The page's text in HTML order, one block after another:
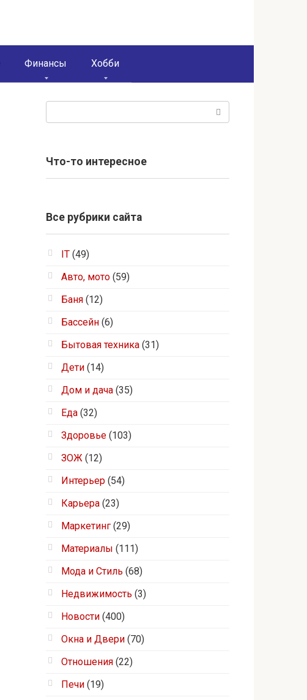
Финансы Хобби
Что-то интересное
Все рубрики сайта
IT (49)
Авто, мото (59)
Баня (12)
Бассейн (6)
Бытовая техника (31)
Дети (14)
Дом и дача (35)
Еда (32)
Здоровье (103)
ЗОЖ (12)
Интерьер (54)
Карьера (23)
Маркетинг (29)
Материалы (111)
Мода и Стиль (68)
Недвижимость (3)
Новости (400)
Окна и Двери (70)
Отношения (22)
Печи (19)